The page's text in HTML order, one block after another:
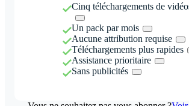
Cinq téléchargements de
Un pack par mois
Aucune attribution requise
Téléchargements plus rapides
Assistance prioritaire
Sans publicités